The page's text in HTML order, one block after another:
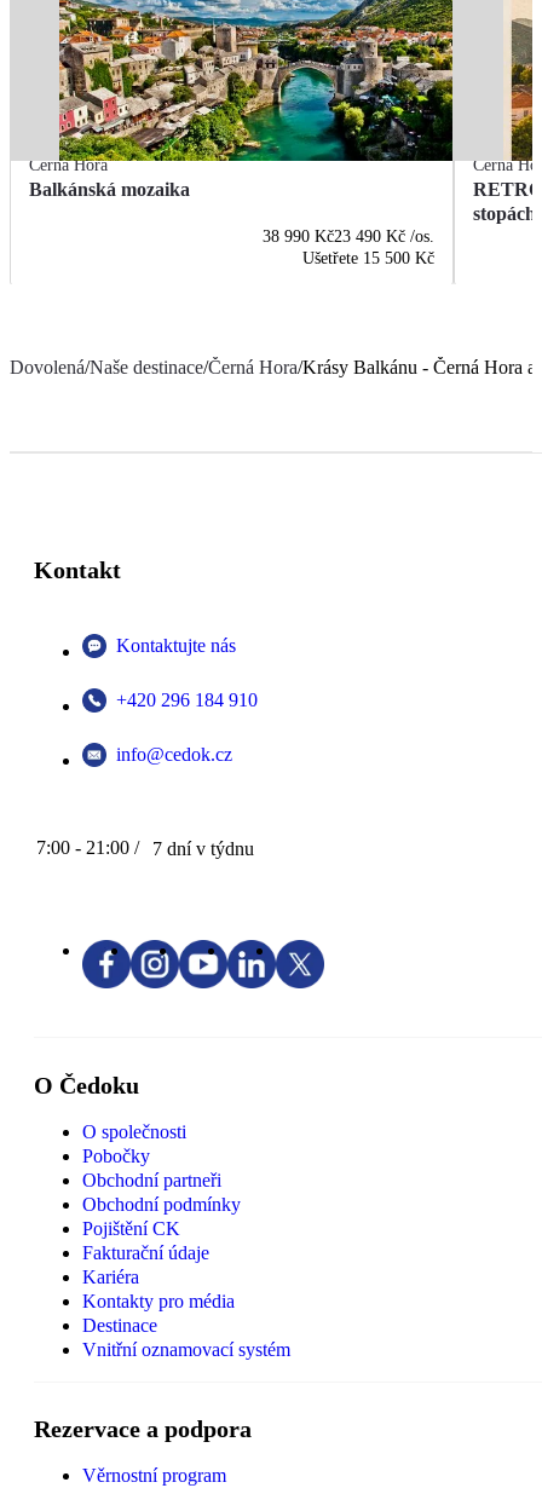
Černá Hora
Balkánská mozaika
38 990 Kč23 490 Kč /os.
Ušetřete 15 500 Kč
Černá
stopách
Dovolená/Naše destinace/Černá Hora/Krásy Balkánu - Černá Hora
Kontakt
Kontaktujte nás
+420 296 184 910
info@cedok.cz
7:00 - 21:00 / 7 dní v týdnu
O Čedoku
O společnosti
Pobočky
Obchodní partneři
Obchodní podmínky
Pojištění CK
Fakturační údaje
Kariéra
Kontakty pro média
Destinace
Vnitřní oznamovací systém
Rezervace a podpora
Věrnostní program